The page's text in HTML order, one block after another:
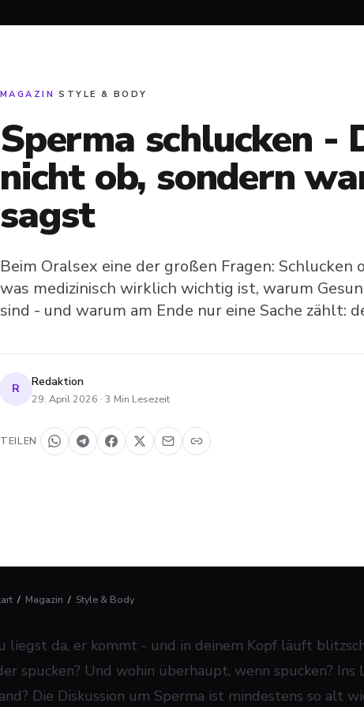
MAGAZIN ·STYLE & BODY
Sperma schlucken -
nicht ob, sondern
sagst
Beim Oralsex eine der großen Fragen: Schlucken
was medizinisch wirklich wichtig ist, warum
sind - und warum am Ende nur eine Sache zählt:
R Redaktion
29. April 2026 · 3 Min Lesezeit
TEILEN
/ Magazin / Style & Body
liegst da, er kommt - und in deinem Kopf läuft
spucken? Und wohin überhaupt, wenn spucken? Ins
Die Diskussion um Sperma ist mindestens so alt